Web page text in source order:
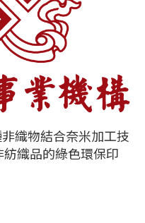
織物結合奈米加工技
織品的綠色環保印